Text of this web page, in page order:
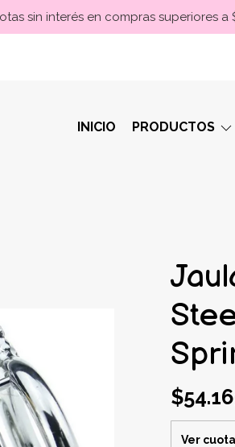
sin interés en compras superiores
INICIO PRODUCTOS
Ver